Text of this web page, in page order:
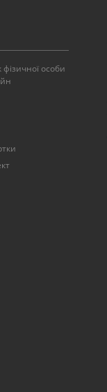
фізичної особи